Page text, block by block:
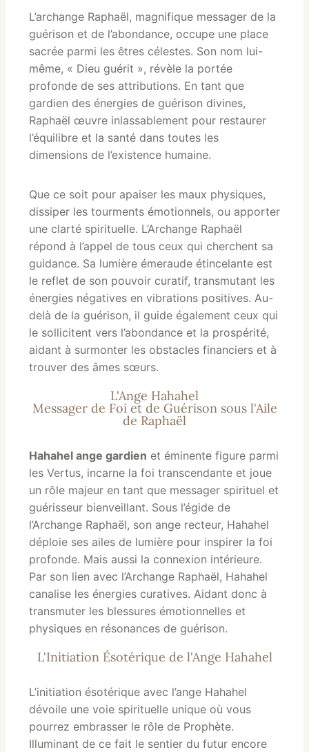
L’archange Raphaël, magnifique messager de la
guérison et de l’abondance, occupe une place
sacrée parmi les êtres célestes. Son nom lui-
même, « Dieu guérit », révèle la portée
profonde de ses attributions. En tant que
gardien des énergies de guérison divines,
Raphaël œuvre inlassablement pour restaurer
l’équilibre et la santé dans toutes les
dimensions de l’existence humaine.
Que ce soit pour apaiser les maux physiques,
dissiper les tourments émotionnels, ou apporter
une clarté spirituelle. L’Archange Raphaël
répond à l’appel de tous ceux qui cherchent sa
guidance. Sa lumière émeraude étincelante est
le reflet de son pouvoir curatif, transmutant les
énergies négatives en vibrations positives. Au-
delà de la guérison, il guide également ceux qui
le sollicitent vers l’abondance et la prospérité,
aidant à surmonter les obstacles financiers et à
trouver des âmes sœurs.
L'Ange Hahahel
Messager de Foi et de Guérison sous l'Aile
de Raphaël
Hahahel ange gardien et éminente figure parmi
les Vertus, incarne la foi transcendante et joue
un rôle majeur en tant que messager spirituel et
guérisseur bienveillant. Sous l’égide de
l’Archange Raphaël, son ange recteur, Hahahel
déploie ses ailes de lumière pour inspirer la foi
profonde. Mais aussi la connexion intérieure.
Par son lien avec l’Archange Raphaël, Hahahel
canalise les énergies curatives. Aidant donc à
transmuter les blessures émotionnelles et
physiques en résonances de guérison.
L'Initiation Ésotérique de l'Ange Hahahel
L’initiation ésotérique avec l’ange Hahahel
dévoile une voie spirituelle unique où vous
pourrez embrasser le rôle de Prophète.
Illuminant de ce fait le sentier du futur encore